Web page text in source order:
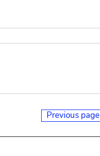
Previous page